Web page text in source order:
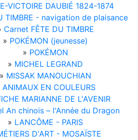
VICTOIRE DAUBIÉ 1824-1874
TIMBRE - navigation de plaisance
Carnet FÊTE DU TIMBRE
» POKÉMON (jeunesse)
» POKÉMON
» MICHEL LEGRAND
» MISSAK MANOUCHIAN
ANIMAUX EN COULEURS
MARIANNE DE L'AVENIR
An chinois – l'Année du Dragon
» LANCÔME - PARIS
D'ART - MOSAÏSTE